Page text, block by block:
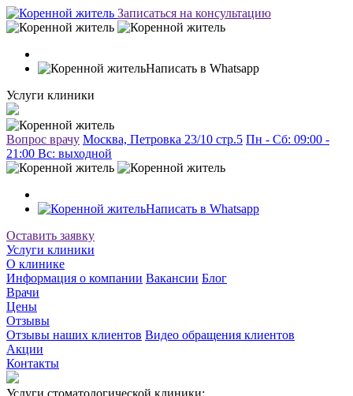
Записаться на консультацию
Написать в Whatsapp
Услуги клиники
Вопрос врачу Москва, Петровка 23/10 стр.5 Пн - Сб: 09:00 -
21:00 Вc: выходной
Написать в Whatsapp
Оставить заявку
Услуги клиники
О клинике
Информация о компании Вакансии Блог
Врачи
Цены
Отзывы
Отзывы наших клиентов Видео обращения клиентов
Акции
Контакты
Услуги стоматологической клиники: